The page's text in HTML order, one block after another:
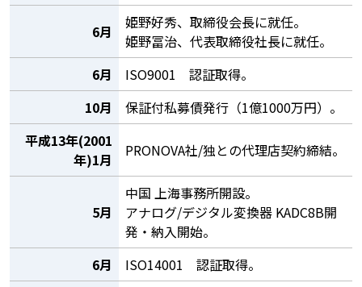
6月
姫野好秀、取締役会長に就任。
姫野冨治、代表取締役社長に就任。
6月
ISO9001 認証取得。
10月
保証付私募債発行（1億1000万円）。
平成13年(2001
年)1月
PRONOVA社/独との代理店契約締結。
5月
中国 上海事務所開設。
アナログ/デジタル変換器 KADC8B開
発・納入開始。
6月
ISO14001 認証取得。